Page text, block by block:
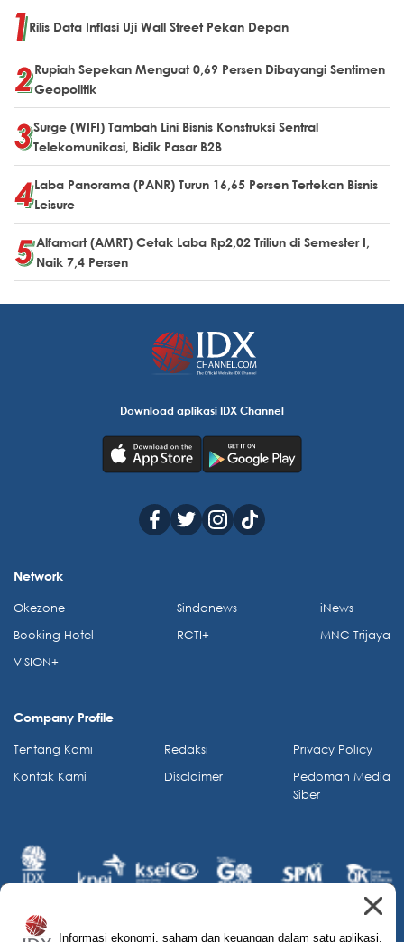
Rilis Data Inflasi Uji Wall Street Pekan Depan
Rupiah Sepekan Menguat 0,69 Persen Dibayangi Sentimen
Geopolitik
Surge (WIFI) Tambah Lini Bisnis Konstruksi Sentral
Telekomunikasi, Bidik Pasar B2B
Laba Panorama (PANR) Turun 16,65 Persen Tertekan Bisnis
Leisure
Alfamart (AMRT) Cetak Laba Rp2,02 Triliun di Semester I,
Naik 7,4 Persen
Informasi ekonomi, saham dan keuangan dalam satu aplikasi.
Download aplikasi IDX Channel
Network
Okezone
Booking Hotel
VISION+
Sindonews
RCTI+
iNews
MNC Trijaya
Company Profile
Tentang Kami
Kontak Kami
Redaksi
Disclaimer
Privacy Policy
Pedoman Media
Siber